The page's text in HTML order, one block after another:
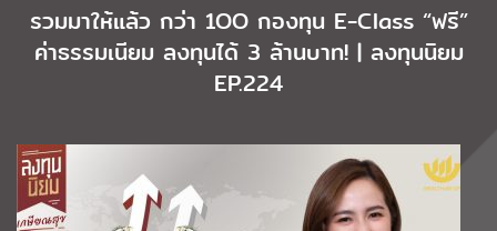
รวมมาให้แล้ว กว่า 1OO กองทุน E-Class “ฟรี”
ค่าธรรมเนียม ลงทุนได้ 3 ล้านบาท! | ลงทุนนิยม
EP.224